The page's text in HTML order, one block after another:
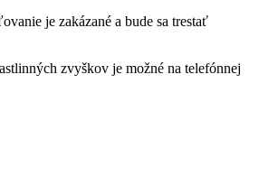
je zakázané a bude sa trestať
zvyškov je možné na telefónnej